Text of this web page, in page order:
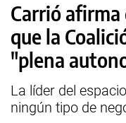
Carrió afirma
que la
"plena
La líder del
ningún tipo de